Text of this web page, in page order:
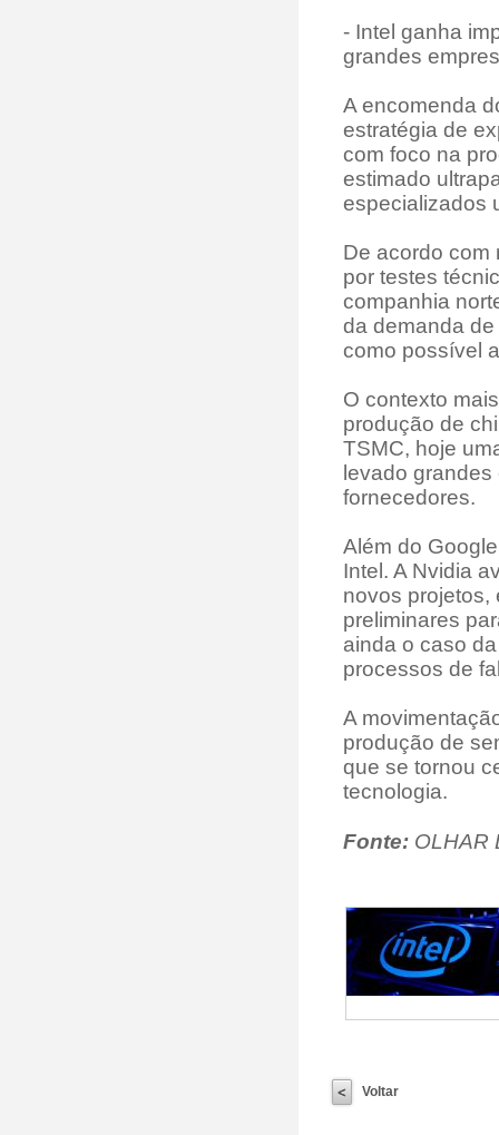
- Intel ganha
grandes
A encomenda
estratégia de
com foco na
estimado
especializados
De acordo com
por testes
companhia
da demanda
como possível
O contexto
produção de
TSMC, hoje
levado
fornecedores.
Além do
Intel. A Nvidia
novos projetos,
preliminares
ainda o caso
processos de
A
produção de
que se tornou
tecnologia.
Fonte: OLHAR
Voltar